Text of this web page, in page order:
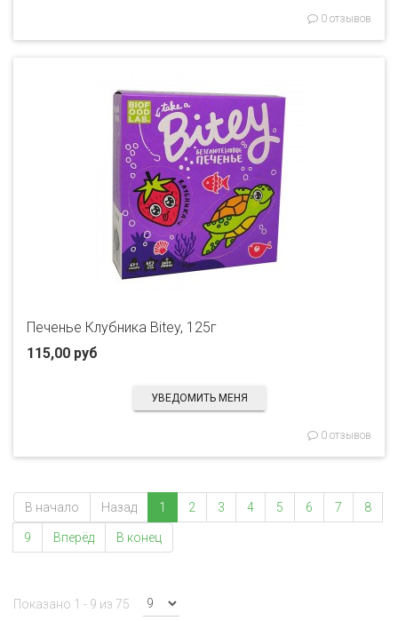
0 отзывов
Печенье Клубника Bitey, 125г
115,00 руб
УВЕДОМИТЬ МЕНЯ
0 отзывов
В начало Назад 1 2 3 4 5 6 7 8
9 Вперёд В конец
Показано 1 - 9 из 75